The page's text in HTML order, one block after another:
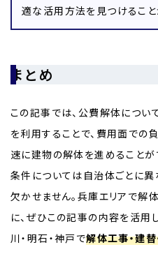
適な活用方法を見つけること
まとめ
この記事では、公費解体につい
を利用することで、費用面での
速に建物の解体を進めることが
条件については自治体ごとに
欠かせません。兵庫エリアで解
に、ぜひこの記事の内容を活用
川・明石・神戸で解体工事・建替